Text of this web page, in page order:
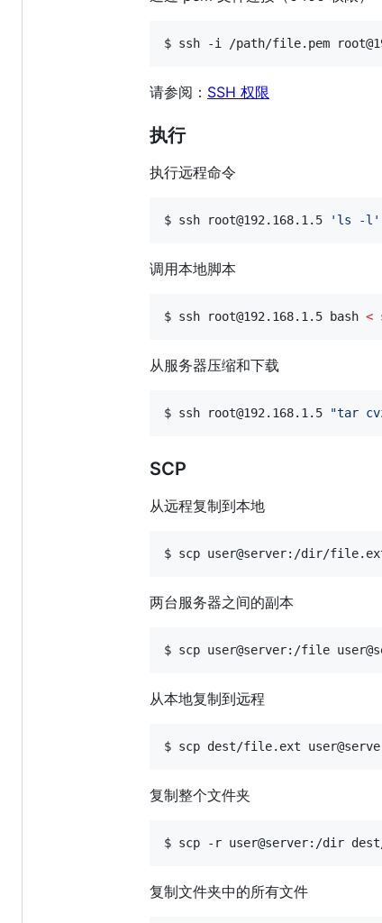
$ ssh -i /path/file.pem
请参阅： SSH 权限
执行
执行远程命令
$ ssh root@192.168.1.5 ' ls -l '
调用本地脚本
$ ssh root@192.168.1.5 bash <
从服务器压缩和下载
$ ssh root@192.168.1.5 "tar
SCP
从远程复制到本地
$ scp user@server:/dir/
两台服务器之间的副本
$ scp user@server:/file
从本地复制到远程
$ scp dest/file.ext
复制整个文件夹
$ scp -r user@server:/dir
复制文件夹中的所有文件